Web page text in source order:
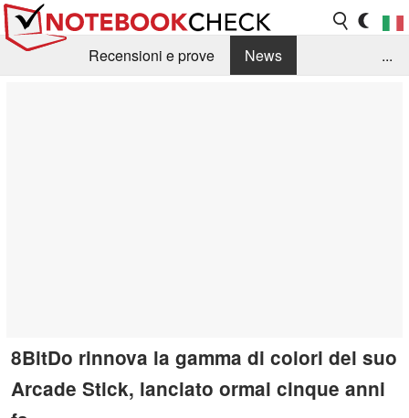
Recensioni e prove
News
...
8BitDo rinnova la gamma di colori del suo
Arcade Stick, lanciato ormai cinque anni